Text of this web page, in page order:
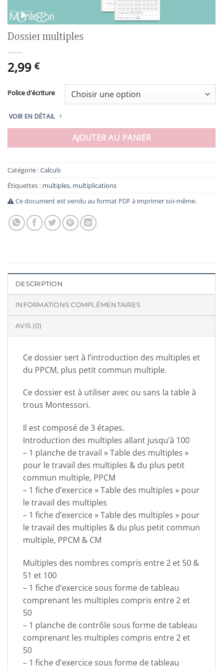
Dossier multiples
2,99 €
Police d'écriture
VOIR EN DÉTAIL
AJOUTER AU PANIER
Catégorie :Calculs
Étiquettes : multiples, multiplications
Ce document est vendu au format PDF à imprimer soi-même.
DESCRIPTION
INFORMATIONS COMPLÉMENTAIRES
AVIS (0)
Ce dossier sert à l’introduction des multiples et
du PPCM, plus petit commun multiple.
Ce dossier est à utiliser avec ou sans la table à
trous Montessori.
Il est composé de 3 étapes.
Introduction des multiples allant jusqu’à 100
– 1 planche de travail » Table des multiples »
pour le travail des multiples & du plus petit
commun multiple, PPCM
– 1 fiche d’exercice » Table des multiples » pour
le travail des multiples
– 1 fiche d’exercice » Table des multiples » pour
le travail des multiples & du plus petit commun
multiple, PPCM & CM
Multiples des nombres compris entre 2 et 50 &
51 et 100
– 1 fiche d’exercice sous forme de tableau
comprenant les multiples compris entre 2 et
50
– 1 planche de contrôle sous forme de tableau
comprenant les multiples compris entre 2 et
50
– 1 fiche d’exercice sous forme de tableau